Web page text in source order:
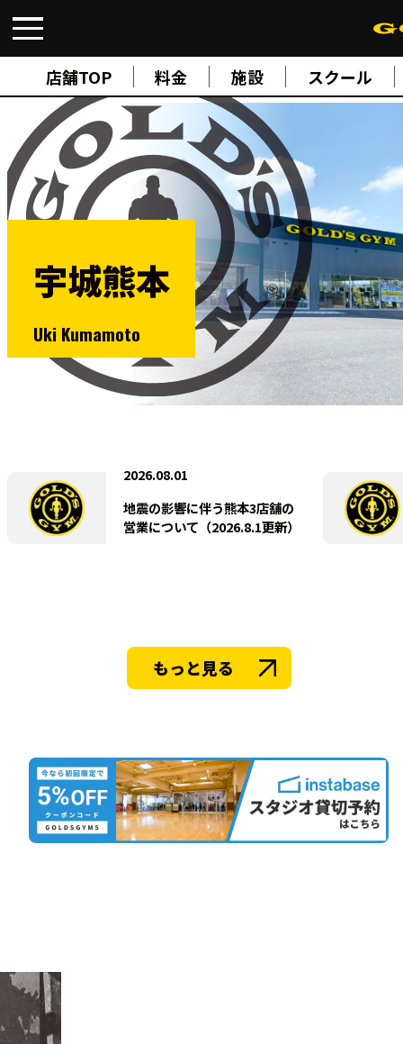
店舗TOP 料金 施設 スクール
FIND A GYM 店舗検索
ABOUT ゴールドジムについて
SUPPORT トレーニングサポート
SCHOOLスクール
STUDIOスタジオ
JOIN ご入会について
NEWSニュース
SHOPオンラインストア
法人会員
宇城熊本
Uki Kumamoto
2026.08.01
地震の影響に伴う熊本3店舗の
営業について（2026.8.1更新）
もっと見る